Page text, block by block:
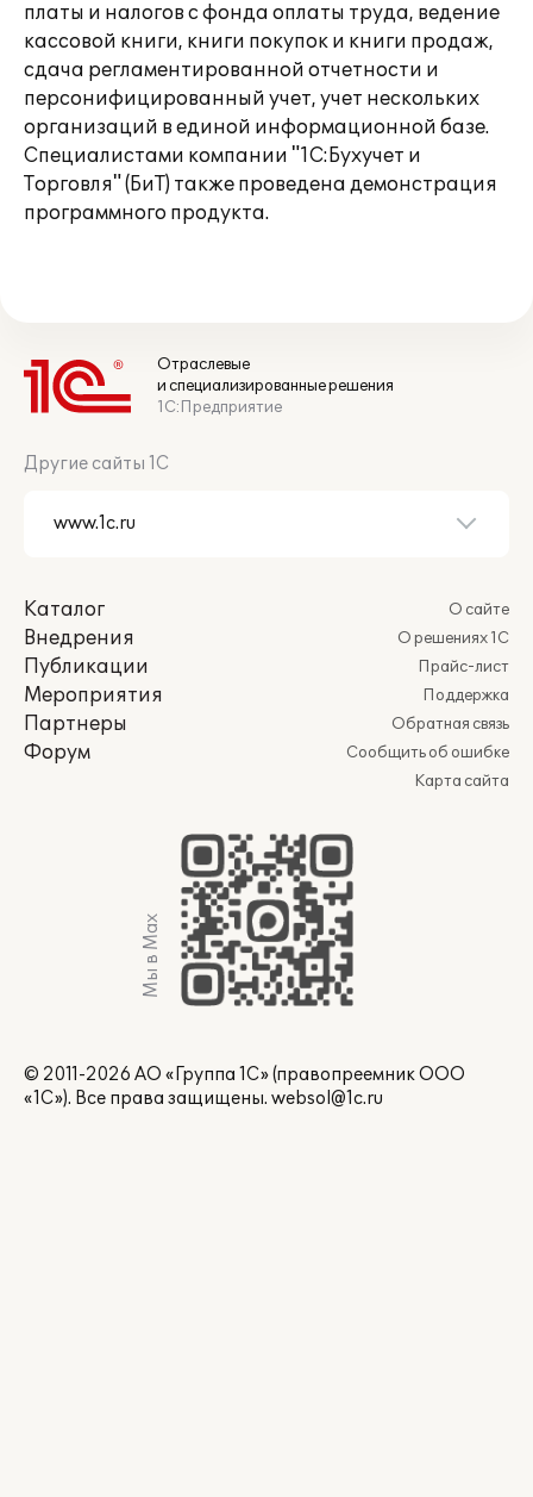
платы и налогов с фонда оплаты труда, ведение
кассовой книги, книги покупок и книги продаж,
сдача регламентированной отчетности и
персонифицированный учет, учет нескольких
организаций в единой информационной базе.
Специалистами компании "1С:Бухучет и
Торговля" (БиТ) также проведена демонстрация
программного продукта.
Отраслевые
и специализированные решения
1С:Предприятие
Другие сайты 1С
Каталог
Внедрения
Публикации
Мероприятия
Партнеры
Форум
О сайте
О решениях 1С
Прайс-лист
Поддержка
Обратная связь
Сообщить об ошибке
Карта сайта
Мы в Max
© 2011-2026 АО «Группа 1С» (правопреемник ООО
«1С»). Все права защищены. websol@1c.ru